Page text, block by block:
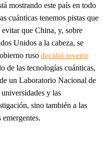
mostrando este país en todo
cuánticas tenemos pistas que
que China, y, sobre
Unidos a la cabeza, se
ruso decidió invertir
de las tecnologías cuánticas,
un Laboratorio Nacional de
y las
sino también a las
emergentes.